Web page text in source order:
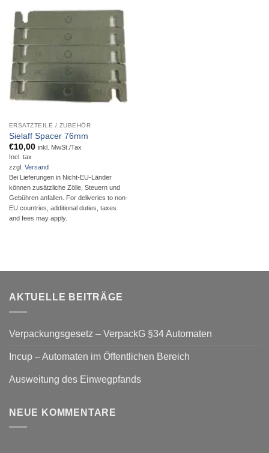
ERSATZTEILE / ZUBEHÖR
Sielaff Spacer 76mm
€10,00 inkl. MwSt./Tax
Incl. tax
zzgl. Versand
Bei Lieferungen in Nicht-EU-Länder
können zusätzliche Zölle, Steuern und
Gebühren anfallen. For deliveries to non-
EU countries, additional duties, taxes
and fees may apply.
AKTUELLE BEITRÄGE
Verpackungsgesetz – VerpackG §34 Automaten
Incup – Automaten im Öffentlichen Bereich
Ausweitung des Einwegpfands
NEUE KOMMENTARE